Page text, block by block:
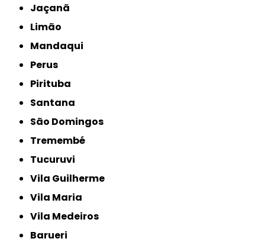
Jaçanã
Limão
Mandaqui
Perus
Pirituba
Santana
São Domingos
Tremembé
Tucuruvi
Vila Guilherme
Vila Maria
Vila Medeiros
Barueri